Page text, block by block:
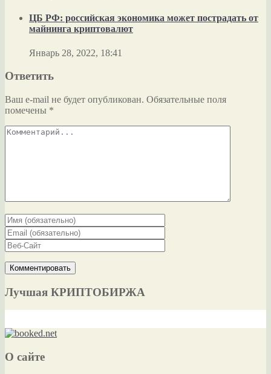
ЦБ РФ: российская экономика может пострадать от
майнинга криптовалют
Январь 28, 2022, 18:41
Ответить
Ваш e-mail не будет опубликован. Обязательные поля
помечены *
Лучшая КРИПТОБИРЖА
О сайте